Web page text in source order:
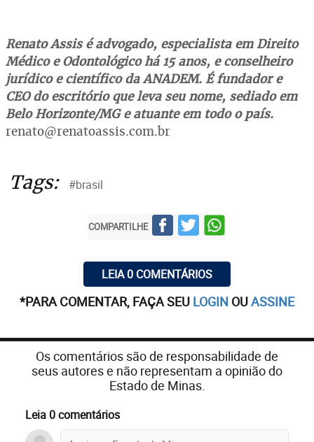
Renato Assis é advogado, especialista em Direito
Médico e Odontológico há 15 anos, e conselheiro
jurídico e científico da ANADEM. É fundador e
CEO do escritório que leva seu nome, sediado em
Belo Horizonte/MG e atuante em todo o país.
renato@renatoassis.com.br
Tags: #brasil
COMPARTILHE
LEIA 0 COMENTÁRIOS
*PARA COMENTAR, FAÇA SEU LOGIN OUASSINE
Os comentários são de responsabilidade de
seus autores e não representam a opinião do
Estado de Minas.
Leia 0 comentários